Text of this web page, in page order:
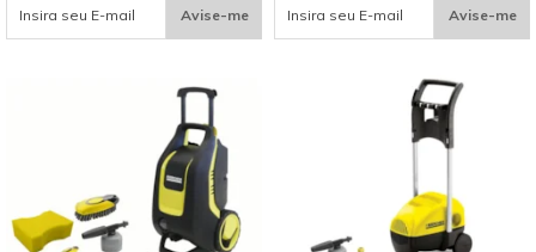
Avise-me Avise-me